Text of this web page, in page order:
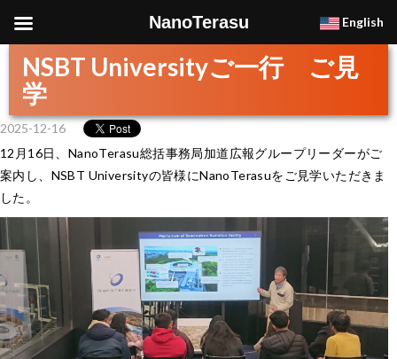
NSBT Universityご一行 ご見
学
2025-12-16
12月16日、NanoTerasu総括事務局加道広報グループリーダーがご
案内し、NSBT Universityの皆様にNanoTerasuをご見学いただきま
した。
NanoTerasu English